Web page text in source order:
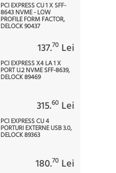
PCI EXPRESS CU 1 X SFF-
8643 NVME - LOW
PROFILE FORM FACTOR,
DELOCK 90437
137.70 Lei
PCI EXPRESS X4 LA 1 X
PORT U.2 NVME SFF-8639,
DELOCK 89469
315.60 Lei
PCI EXPRESS CU 4
PORTURI EXTERNE USB 3.0,
DELOCK 89363
180.70 Lei